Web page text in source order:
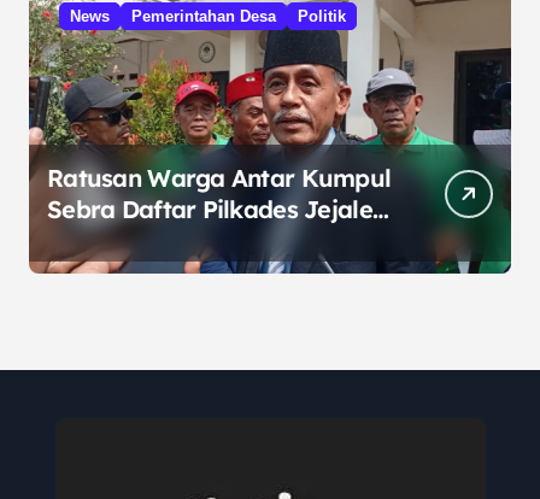
News Pemerintahan Desa Politik
Ratusan Warga Antar Kumpul
Sebra Daftar Pilkades Jejalen
Jaya, Serukan Pemilu Damai